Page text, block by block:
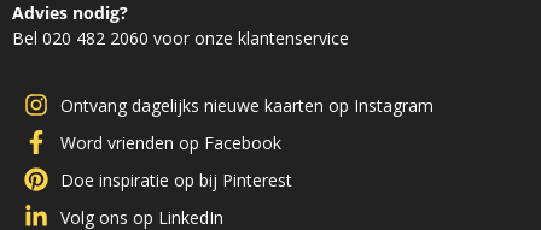
Advies nodig?
Bel 020 482 2060 voor onze klantenservice
Ontvang dagelijks nieuwe kaarten op Instagram
Word vrienden op Facebook
Doe inspiratie op bij Pinterest
Volg ons op LinkedIn